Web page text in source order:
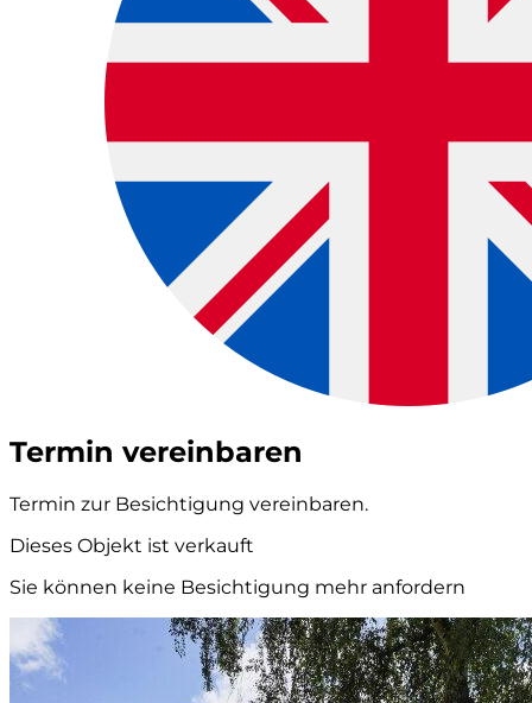
Termin vereinbaren
Termin zur Besichtigung vereinbaren.
Dieses Objekt ist verkauft
Sie können keine Besichtigung mehr anfordern